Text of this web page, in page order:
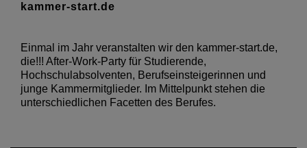
kammer-start.de
Einmal im Jahr veranstalten wir den kammer-start.de,
die!!! After-Work-Party für Studierende,
Hochschulabsolventen, Berufseinsteigerinnen und
junge Kammermitglieder. Im Mittelpunkt stehen die
unterschiedlichen Facetten des Berufes.